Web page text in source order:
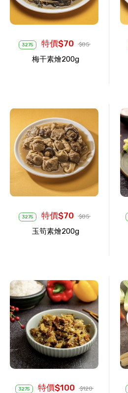
3275 特價$70 $85
梅干素燴200g
3275 特價$70 $85
玉筍素燴200g
3275 特價$100 $120